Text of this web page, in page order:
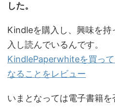
した。
Kindleを購入し、興味を
入し読んでいるんです。
KindlePaperwhiteを買っ
なることをレビュー
いまとなっては電子書籍